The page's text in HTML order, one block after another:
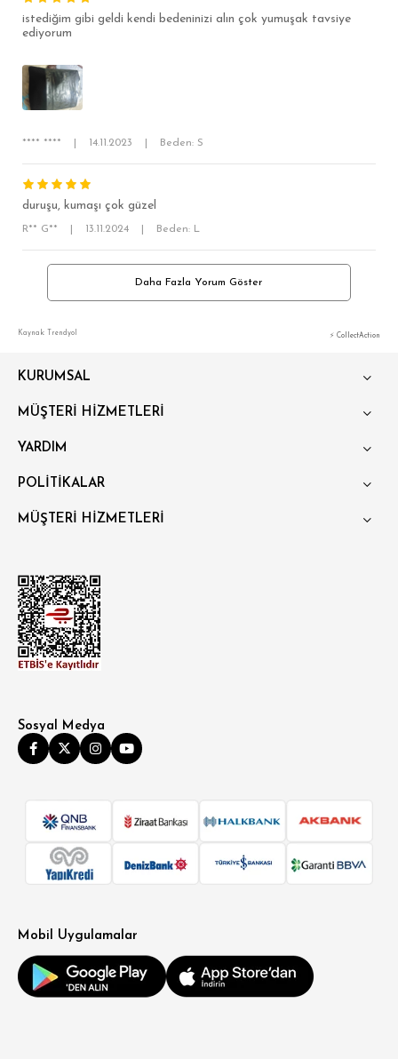
istediğim gibi geldi kendi bedeninizi alın çok yumuşak tavsiye
ediyorum
**** **** 14.11.2023 Beden: S
duruşu, kumaşı çok güzel
R** G** 13.11.2024 Beden: L
Daha Fazla Yorum Göster
Kaynak: Trendyol ⚡ CollectAction
KURUMSAL
MÜŞTERİ HİZMETLERİ
YARDIM
POLİTİKALAR
MÜŞTERİ HİZMETLERİ
Sosyal Medya
Mobil Uygulamalar